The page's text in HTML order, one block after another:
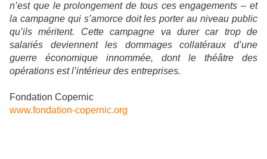
n’est que le prolongement de tous ces engagements – et
la campagne qui s’amorce doit les porter au niveau public
qu’ils méritent. Cette campagne va durer car trop de
salariés deviennent les dommages collatéraux d’une
guerre économique innommée, dont le théâtre des
opérations est l’intérieur des entreprises.
Fondation Copernic
www.fondation-copernic.org